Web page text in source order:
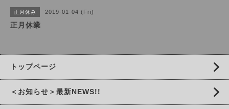
正月休み 2019-01-04 (Fri)
正月休業
トップページ
＜お知らせ＞最新NEWS!!